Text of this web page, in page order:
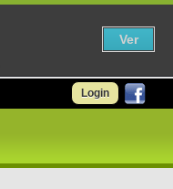
Login
Ver